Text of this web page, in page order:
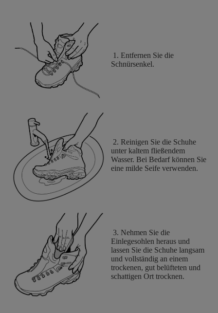
1. Entfernen Sie die
Schnürsenkel.
2. Reinigen Sie die Schuhe
unter kaltem fließendem
Wasser. Bei Bedarf können Sie
eine milde Seife verwenden.
3. Nehmen Sie die
Einlegesohlen heraus und
lassen Sie die Schuhe langsam
und vollständig an einem
trockenen, gut belüfteten und
schattigen Ort trocknen.